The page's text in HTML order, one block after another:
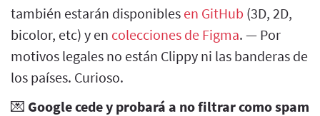
también estarán disponibles en GitHub (3D, 2D,
bicolor, etc) y en colecciones de Figma. — Por
motivos legales no están Clippy ni las banderas de
los países. Curioso.
💌 Google cede y probará a no filtrar como spam